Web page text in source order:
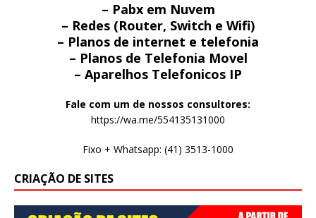
– Pabx em Nuvem
– Redes (Router, Switch e Wifi)
– Planos de internet e telefonia
– Planos de Telefonia Movel
– Aparelhos Telefonicos IP
Fale com um de nossos consultores:
https://wa.me/554135131000
Fixo + Whatsapp: (41) 3513-1000
CRIAÇÃO DE SITES